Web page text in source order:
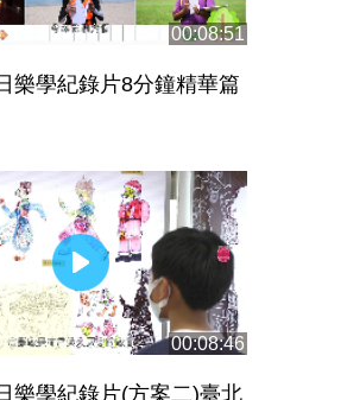
00:08:51
樂學紀錄片8分鐘精華篇
00:08:46
樂學紀錄片(方案二)臺北